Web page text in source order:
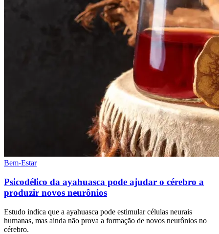
Bem-Estar
Psicodélico da ayahuasca pode ajudar o cérebro a
produzir novos neurônios
Estudo indica que a ayahuasca pode estimular células neurais
humanas, mas ainda não prova a formação de novos neurônios no
cérebro.